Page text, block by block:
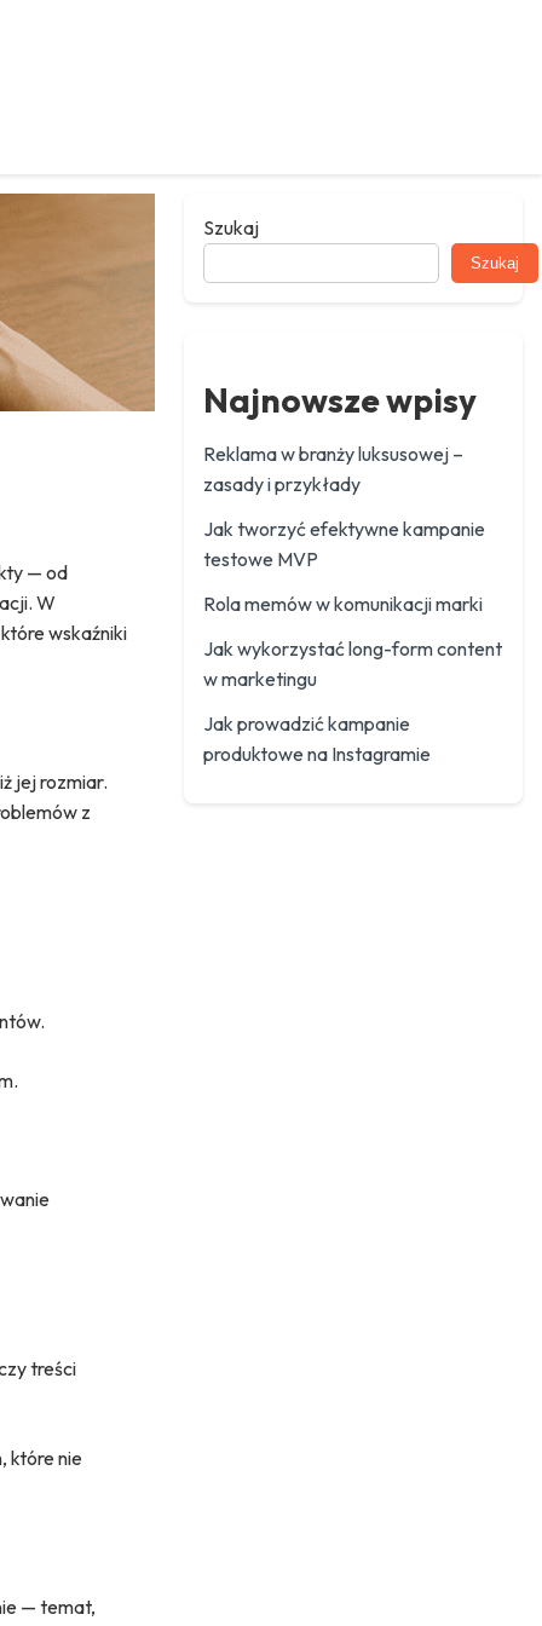
— od
W
wskaźniki
jej rozmiar.
z
treści
które nie
— temat,
Szukaj
Szukaj
Najnowsze wpisy
Reklama w branży luksusowej –
zasady i przykłady
Jak tworzyć efektywne kampanie
testowe MVP
Rola memów w komunikacji marki
Jak wykorzystać long-form content
w marketingu
Jak prowadzić kampanie
produktowe na Instagramie